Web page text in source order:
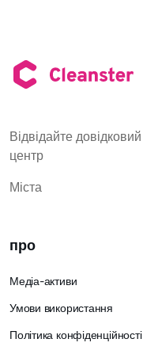
Відвідайте довідковий
центр
Міста
про
Медіа-активи
Умови використання
Політика конфіденційності